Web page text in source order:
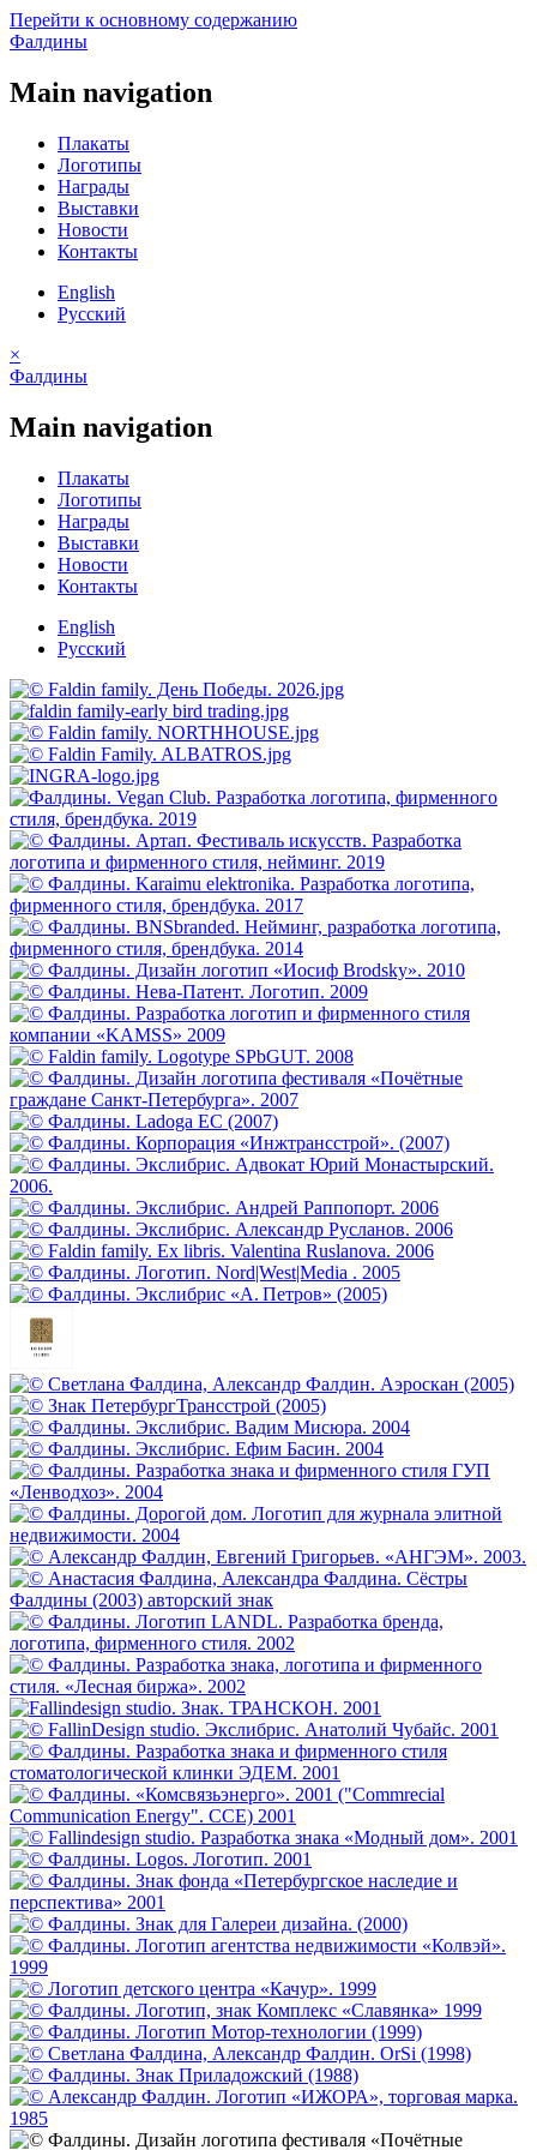
Перейти к основному содержанию
Фалдины
Main navigation
Плакаты
Логотипы
Награды
Выставки
Новости
Контакты
English
Русский
×
Фалдины
Main navigation
Плакаты
Логотипы
Награды
Выставки
Новости
Контакты
English
Русский